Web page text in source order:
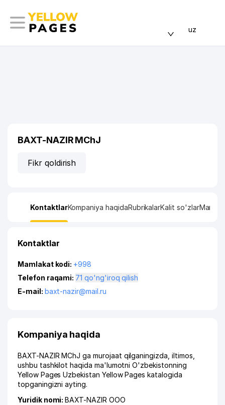
uz
BAXT-NAZIR MChJ
Fikr qoldirish
KontaktlarKompaniya haqidaRubrikalarKalit so'zlarManzil
Kontaktlar
Mamlakat kodi: +998
Telefon raqami:
71 qo'ng'iroq qilish
E-mail: baxt-nazir@mail.ru
Kompaniya haqida
BAXT-NAZIR MChJ ga murojaat qilganingizda, iltimos,
ushbu tashkilot haqida ma'lumotni O'zbekistonning
Yellow Pages Uzbekistan Yellow Pages katalogida
topganingizni ayting.
Yuridik nomi:BAXT-NAZIR ООО